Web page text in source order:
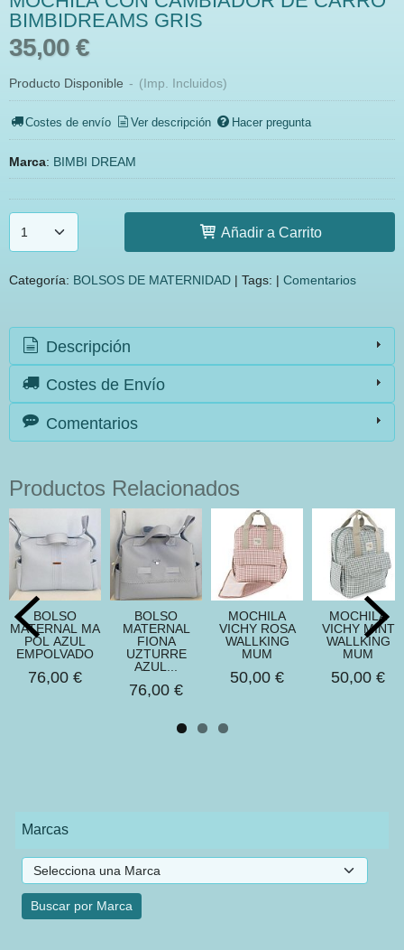
Marcas
BIMBIDREAMS GRIS
35,00 €
Producto Disponible - (Imp. Incluidos)
Costes de envío Ver descripción Hacer pregunta
Marca: BIMBI DREAM
Añadir a Carrito
Categoría: BOLSOS DE MATERNIDAD | Tags: | Comentarios
Descripción
Costes de Envío
Comentarios
Productos Relacionados
BOLSO
MATERNAL MA
POL AZUL
EMPOLVADO
76,00 €
BOLSO
MATERNAL
FIONA
UZTURRE
AZUL...
76,00 €
MOCHILA
VICHY ROSA
WALLKING
MUM
50,00 €
MOCHILA
VICHY MINT
WALLKING
MUM
50,00 €